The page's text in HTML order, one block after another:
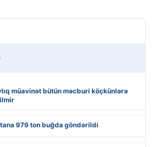
müavinət bütün məcburi köçkünlərə
979 ton buğda göndərildi